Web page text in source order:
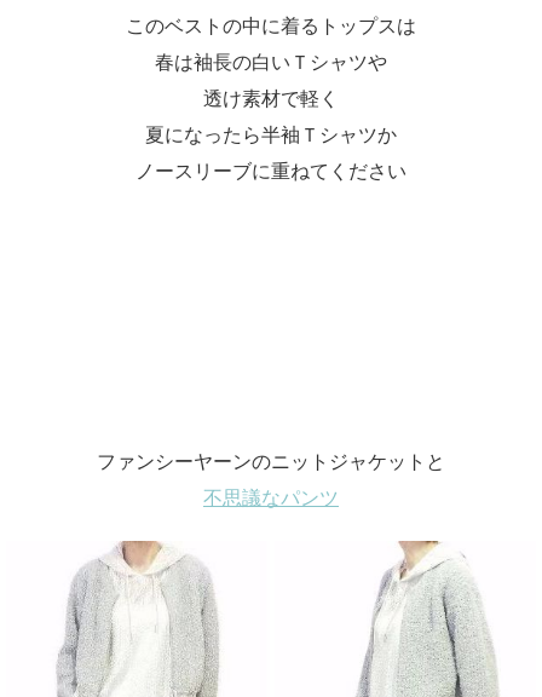
このベストの中に着るトップスは
春は袖長の白いＴシャツや
透け素材で軽く
夏になったら半袖Ｔシャツか
ノースリーブに重ねてください
ファンシーヤーンのニットジャケットと
不思議なパンツ